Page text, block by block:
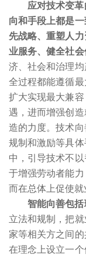
应对技术变
向和手段上都是
先战略、重塑人
业服务、健全社
济、社会和治理
全过程都能遵循
扩大实现最大兼
遇，进而增强创
造的力度。技术
规制和激励等具
中，引导技术不
于增强劳动者能
而在总体上促使就
智能向善包
立法和规制，把
家等相关方之间
在理念上设立一个